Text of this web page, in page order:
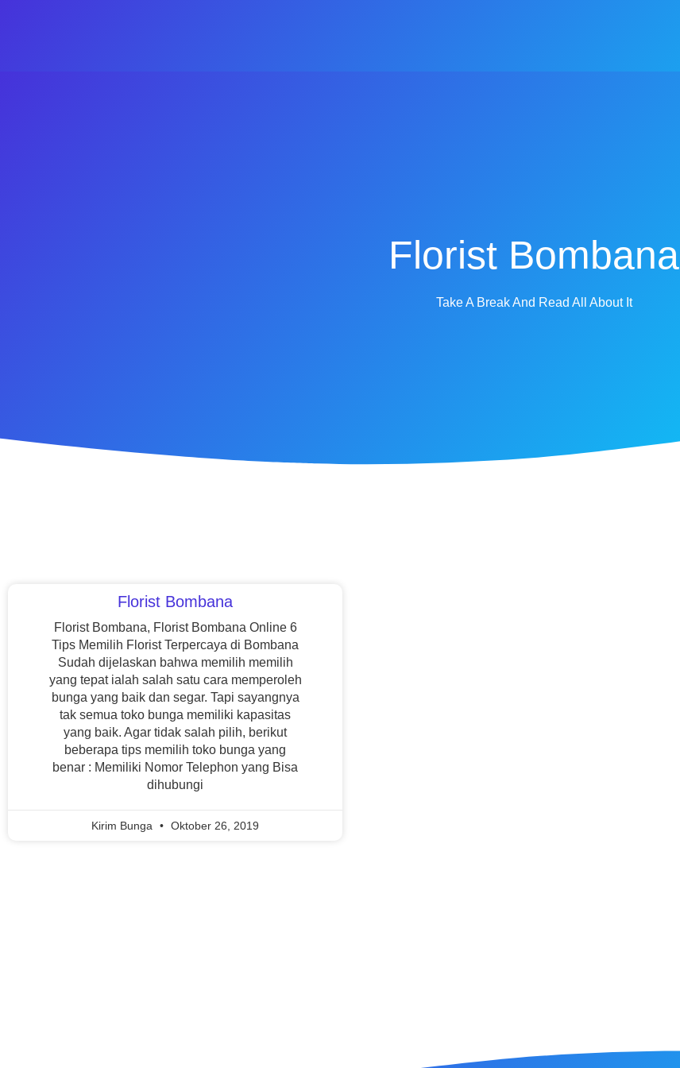
Florist Bombana
Take A Break And Read All About It
Florist Bombana
Florist Bombana, Florist Bombana Online 6
Tips Memilih Florist Terpercaya di Bombana
Sudah dijelaskan bahwa memilih memilih
yang tepat ialah salah satu cara memperoleh
bunga yang baik dan segar. Tapi sayangnya
tak semua toko bunga memiliki kapasitas
yang baik. Agar tidak salah pilih, berikut
beberapa tips memilih toko bunga yang
benar : Memiliki Nomor Telephon yang Bisa
dihubungi
Kirim Bunga Oktober 26, 2019